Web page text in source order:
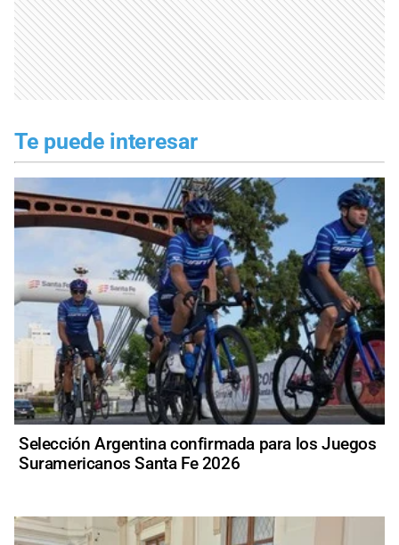
Te puede interesar
Selección Argentina confirmada para los Juegos
Suramericanos Santa Fe 2026